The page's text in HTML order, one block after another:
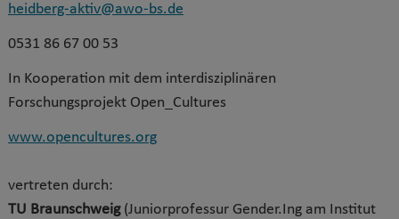
heidberg-aktiv@awo-bs.de
0531 86 67 00 53
In Kooperation mit dem interdisziplinären
Forschungsprojekt Open_Cultures
www.opencultures.org
vertreten durch:
TU Braunschweig(Juniorprofessur Gender.Ing am Institut